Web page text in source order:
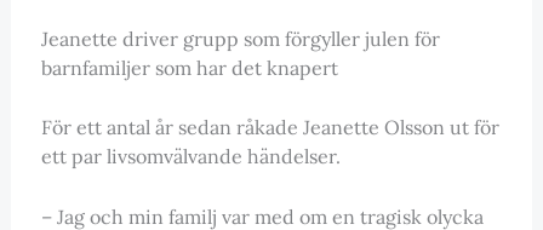
Jeanette driver grupp som förgyller julen för
barnfamiljer som har det knapert
För ett antal år sedan råkade Jeanette Olsson ut för
ett par livsomvälvande händelser.
– Jag och min familj var med om en tragisk olycka